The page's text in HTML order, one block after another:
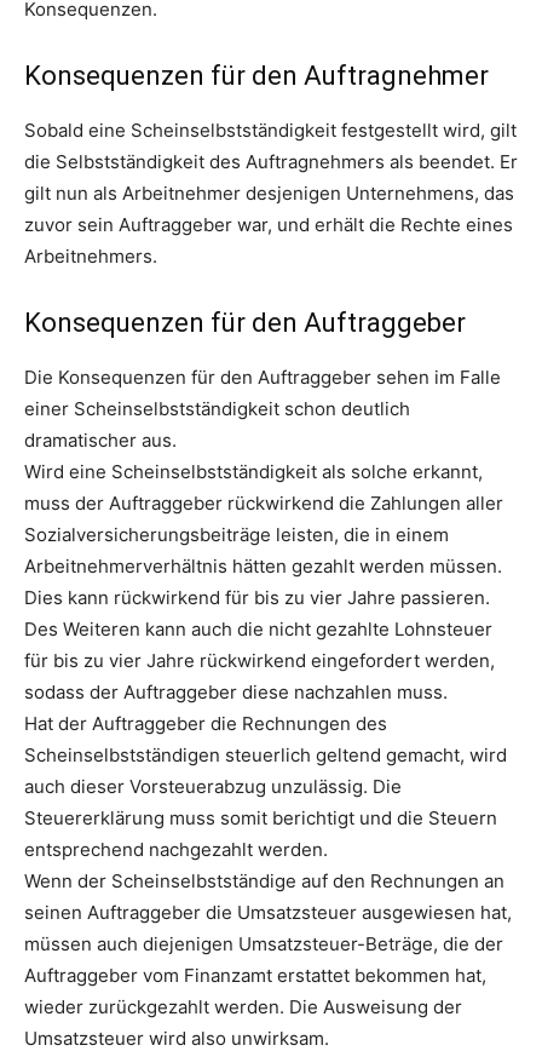
Konsequenzen.
Konsequenzen für den Auftragnehmer
Sobald eine Scheinselbstständigkeit festgestellt wird, gilt
die Selbstständigkeit des Auftragnehmers als beendet. Er
gilt nun als Arbeitnehmer desjenigen Unternehmens, das
zuvor sein Auftraggeber war, und erhält die Rechte eines
Arbeitnehmers.
Konsequenzen für den Auftraggeber
Die Konsequenzen für den Auftraggeber sehen im Falle
einer Scheinselbstständigkeit schon deutlich
dramatischer aus.
Wird eine Scheinselbstständigkeit als solche erkannt,
muss der Auftraggeber rückwirkend die Zahlungen aller
Sozialversicherungsbeiträge leisten, die in einem
Arbeitnehmerverhältnis hätten gezahlt werden müssen.
Dies kann rückwirkend für bis zu vier Jahre passieren.
Des Weiteren kann auch die nicht gezahlte Lohnsteuer
für bis zu vier Jahre rückwirkend eingefordert werden,
sodass der Auftraggeber diese nachzahlen muss.
Hat der Auftraggeber die Rechnungen des
Scheinselbstständigen steuerlich geltend gemacht, wird
auch dieser Vorsteuerabzug unzulässig. Die
Steuererklärung muss somit berichtigt und die Steuern
entsprechend nachgezahlt werden.
Wenn der Scheinselbstständige auf den Rechnungen an
seinen Auftraggeber die Umsatzsteuer ausgewiesen hat,
müssen auch diejenigen Umsatzsteuer-Beträge, die der
Auftraggeber vom Finanzamt erstattet bekommen hat,
wieder zurückgezahlt werden. Die Ausweisung der
Umsatzsteuer wird also unwirksam.